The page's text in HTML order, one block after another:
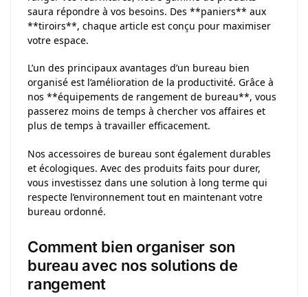
saura répondre à vos besoins. Des **paniers** aux
**tiroirs**, chaque article est conçu pour maximiser
votre espace.
L’un des principaux avantages d’un bureau bien
organisé est l’amélioration de la productivité. Grâce à
nos **équipements de rangement de bureau**, vous
passerez moins de temps à chercher vos affaires et
plus de temps à travailler efficacement.
Nos accessoires de bureau sont également durables
et écologiques. Avec des produits faits pour durer,
vous investissez dans une solution à long terme qui
respecte l’environnement tout en maintenant votre
bureau ordonné.
Comment bien organiser son
bureau avec nos solutions de
rangement